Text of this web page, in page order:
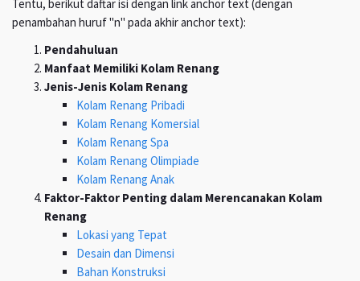
Tentu, berikut daftar isi dengan link anchor text (dengan
penambahan huruf "n" pada akhir anchor text):
Pendahuluan
Manfaat Memiliki Kolam Renang
Jenis-Jenis Kolam Renang
Kolam Renang Pribadi
Kolam Renang Komersial
Kolam Renang Spa
Kolam Renang Olimpiade
Kolam Renang Anak
Faktor-Faktor Penting dalam Merencanakan Kolam
Renang
Lokasi yang Tepat
Desain dan Dimensi
Bahan Konstruksi